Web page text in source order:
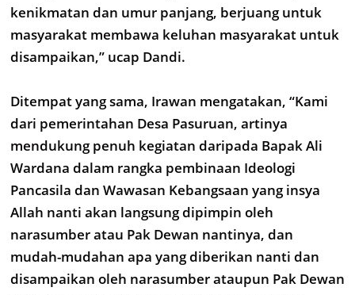
kenikmatan dan umur panjang, berjuang untuk
masyarakat membawa keluhan masyarakat untuk
disampaikan,” ucap Dandi.
Ditempat yang sama, Irawan mengatakan, “Kami
dari pemerintahan Desa Pasuruan, artinya
mendukung penuh kegiatan daripada Bapak Ali
Wardana dalam rangka pembinaan Ideologi
Pancasila dan Wawasan Kebangsaan yang insya
Allah nanti akan langsung dipimpin oleh
narasumber atau Pak Dewan nantinya, dan
mudah-mudahan apa yang diberikan nanti dan
disampaikan oleh narasumber ataupun Pak Dewan